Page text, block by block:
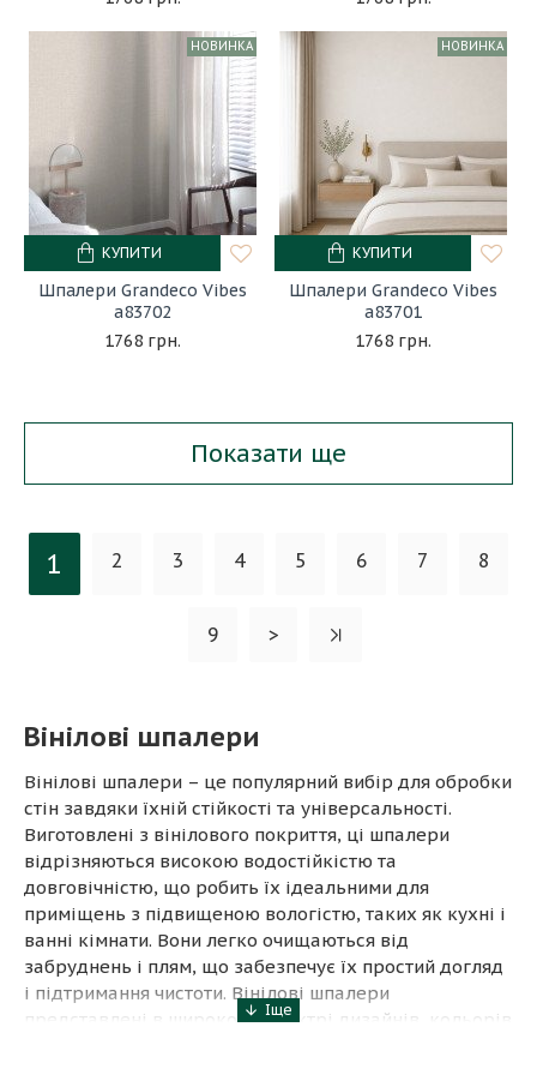
НОВИНКА
Шпалери Grandeco Vibes
a83702
1768 грн.
КУПИТИ
НОВИНКА
Шпалери Grandeco Vibes
a83701
1768 грн.
КУПИТИ
Показати ще
1 2 3 4 5 6 7 8
9 >
Вінілові шпалери
Вінілові шпалери – це популярний вибір для обробки
стін завдяки їхній стійкості та універсальності.
Виготовлені з вінілового покриття, ці шпалери
відрізняються високою водостійкістю та
довговічністю, що робить їх ідеальними для
приміщень з підвищеною вологістю, таких як кухні і
ванні кімнати. Вони легко очищаються від
забруднень і плям, що забезпечує їх простий догляд
і підтримання чистоти. Вінілові шпалери
представлені в широкому спектрі дизайнів, кольорів